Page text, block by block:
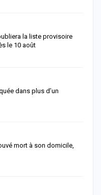
la liste provisoire
le 10 août
dans plus d’un
mort à son domicile,